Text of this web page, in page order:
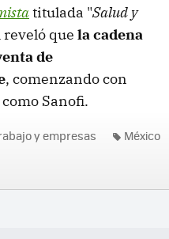
titulada "Salud y
que la cadena
de
, comenzando con
Sanofi.
y empresas México